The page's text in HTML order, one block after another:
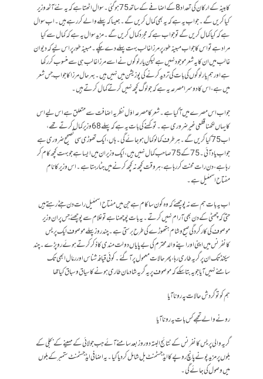
کابینہ کے ارکان کی تعداد 8 کے اضافے کے ساتھ 75 ہو گئی۔ سوال اٹھتا ہے کہ یہ نئے آٹھ وزیر
کیا کریں گے۔ جواب یہ ہے کہ یہ بھی کمال کریں گے۔ جیسا کہ پہلے والے کر رہے ہیں۔ اب سوال
ہے کہ کیا کمال کریں گے تو جواب ہے کہ مجرّد کمال کریں گے۔ مزید سوال یہ ہے کہ کمال سے کیا
مراد ہے تو اس کا جواب مبینہ طور پر مرزا غالب بہت پہلے دے چکے۔ مبینہ طور پر اس لیے کہ دیوان
غالب میں ان کا یہ شعر موجود نہیں ہے لیکن یار لوگوں نے اسے مرزا غالب ہی سے منسوب کر رکھا
ہے اور ہم یار لوگوں کی بات کی تردید کرنے کی پوزیشن میں نہیں ہیں۔ بہرحال مرزا کا جواب جس شعر
میں ہے، اس کا دوسرا مصرعہ یہ ہے کہ جو لوگ کچھ نہیں کرتے کمال کرتے ہیں۔
جواب اس مصرے میں آ گیا ہے۔ شعر کا مصرعہ اوّل نظریہ اضافت سے متعلق ہے اس لیے اس
کا یہاں لکھنا قطعی غیر ضروری ہے۔ تو کہنے کی بات یہ ہے کہ پہلے 68 وزیر کمال کرتے تھے،
اب 75 کیا کریں گے۔ ہر طرف کمالو کمال ہو جائے گی۔ ہاں، ایک تھوڑی سی تصحیح ضروری ہے
جو اب یاد آئی۔ 75 کے 75 صاحب کمال نہیں ہیں، ایک وزیر ان میں ایسا ہے جو بہت کچھ کام کر
رہا ہے، دن رات محنت کر رہا ہے، ہر وقت کچھ نہ کچھ کرنے میں جٹا رہتا ہے۔ اس وزیر کا نام
مفتاح اسمعٰیل ہے۔
اب یہ بات ہم سے نہ پوچھئے کہ وہ کون سا کام ہے جن میں مفتاح اسمعٰیل رات دن جٹے رہتے ہیں
حتی کہ چھٹی کے دن بھی آرام نہیں کرتے۔ یہ بات پوچھنا ہے تو غلام سے پوچھئے جس پر ان وزیر
موصوف کی کارکردگی صبح و شام ہتھوڑے کی طرح برستی ہے۔ چند روز پہلے موصوف ایک پریس
کانفرنس میں اپنی اور اپنے والد محترم کی بے پایاں دولت مندی کا ذکر کرتے ہوئے رو پڑے۔ چند
سیکنڈ تک ان پر گریہ طاری رہا، پھر حالات معمول پر آ گئے۔ کوئی قیافہ شناس اور رمّال ابھی تک
سامنے نہیں آیا جو یہ بتا سکے کہ موصوف پر یہ گریہ شادمان طاری ہونے کا سیاق و سباق کیا تھا
ہم کو تو گردش حالات پہ رونا آیا
رونے والے تجھے کس بات یہ رونا آیا
گریہ والی پریس کانفرنس کے نتائج البتہ دو روز بعد سامنے آئے جب جولائی کے مہینے کے بجلی کے
بلوں پر مزید پونے پانچ روپے کا ایڈجسٹمنٹ بل شامل کر دیا گیا۔ یہ اضافی ایڈجسٹمنٹ ستمبر کے بلوں
میں وصول کی جائے گی۔